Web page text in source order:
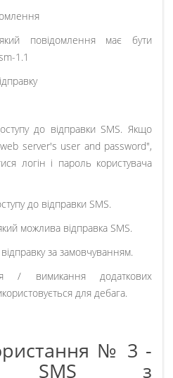
повідомлення має бути
1.1
до відправки SMS. Якщо
server's user and password",
логін і пароль користувача
до відправки SMS.
можлива відправка SMS.
за замовчуванням.
/ вимикання додаткових
для дебага.
№ 3 -
SMS з